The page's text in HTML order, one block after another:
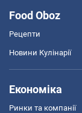
Food Oboz
Рецепти
Новини Кулінарії
Економіка
Ринки та компанії